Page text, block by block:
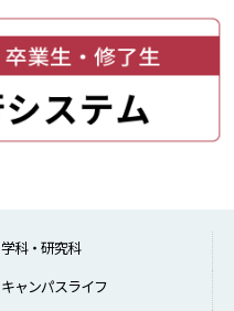
学科・研究科
キャンパスライフ